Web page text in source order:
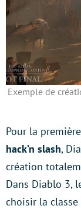
Exemple de
Pour la
hack’n slash,
création
Dans Diablo 3,
choisir la